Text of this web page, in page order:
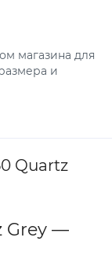
магазина для
и
Quartz
Grey —